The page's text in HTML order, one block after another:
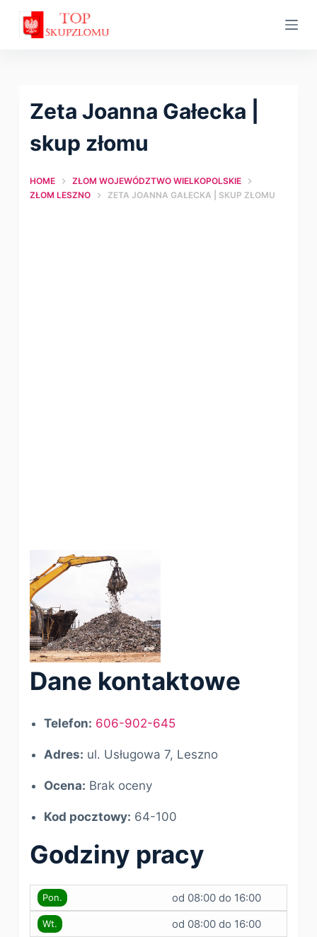
Zeta Joanna Gałecka |
skup złomu
HOME
ZŁOM WOJEWÓDZTWO WIELKOPOLSKIE
ZŁOM LESZNO
ZETA JOANNA GAŁECKA | SKUP ZŁOMU
Dane kontaktowe
Telefon: 606-902-645
Adres: ul. Usługowa 7, Leszno
Ocena: Brak oceny
Kod pocztowy: 64-100
Godziny pracy
Pon. od 08:00 do 16:00
Wt. od 08:00 do 16:00